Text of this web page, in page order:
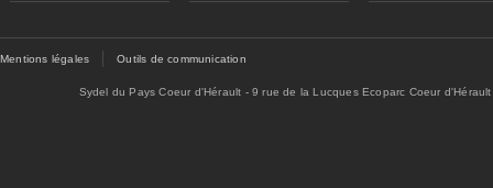
Mentions légales Outils de communication
Sydel du Pays Coeur d'Hérault - 9 rue de la Lucques Ecoparc Coeur